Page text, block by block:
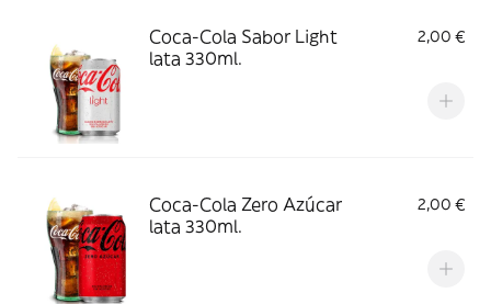
Coca-Cola Sabor Light
lata 330ml.
2,00 €
Coca-Cola Zero Azúcar
lata 330ml.
2,00 €